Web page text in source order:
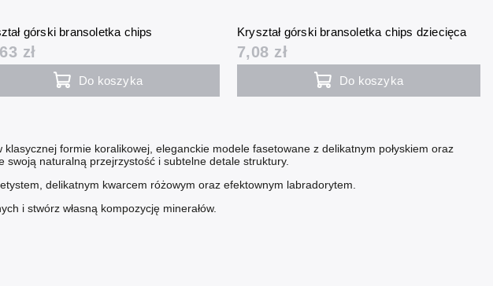
górski bransoletka chips
zł
Do koszyka
Kryształ górski bransoletka chips dziecięca
7,08 zł
Do koszyka
formie koralikowej, eleganckie modele fasetowane z delikatnym połyskiem oraz
naturalną przejrzystość i subtelne detale struktury.
, delikatnym kwarcem różowym oraz efektownym labradorytem
i stwórz własną kompozycję minerałów.